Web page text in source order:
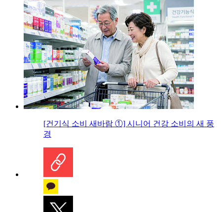
[건기식 소비 새바람 ①] 시니어 건강 소비의 새 풍
경